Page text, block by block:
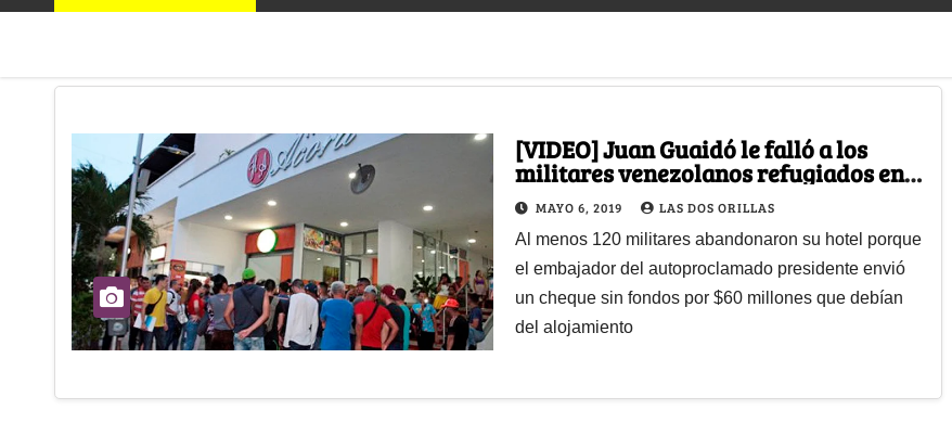
[VIDEO] Juan Guaidó le falló a los
militares venezolanos refugiados en
Cúcuta
MAYO 6, 2019 LAS DOS ORILLAS
Al menos 120 militares abandonaron su hotel porque
el embajador del autoproclamado presidente envió
un cheque sin fondos por $60 millones que debían
del alojamiento